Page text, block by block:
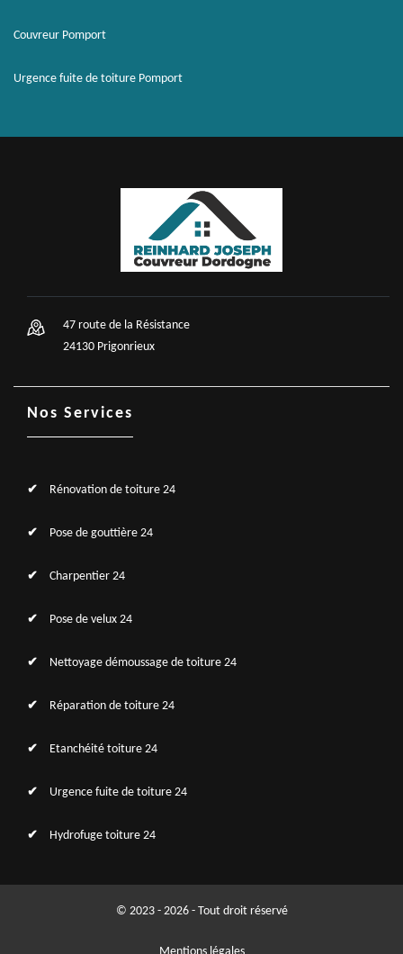
Couvreur Pomport
Urgence fuite de toiture Pomport
47 route de la Résistance
24130 Prigonrieux
Nos Services
Rénovation de toiture 24
Pose de gouttière 24
Charpentier 24
Pose de velux 24
Nettoyage démoussage de toiture 24
Réparation de toiture 24
Etanchéité toiture 24
Urgence fuite de toiture 24
Hydrofuge toiture 24
© 2023 - 2026 - Tout droit réservé